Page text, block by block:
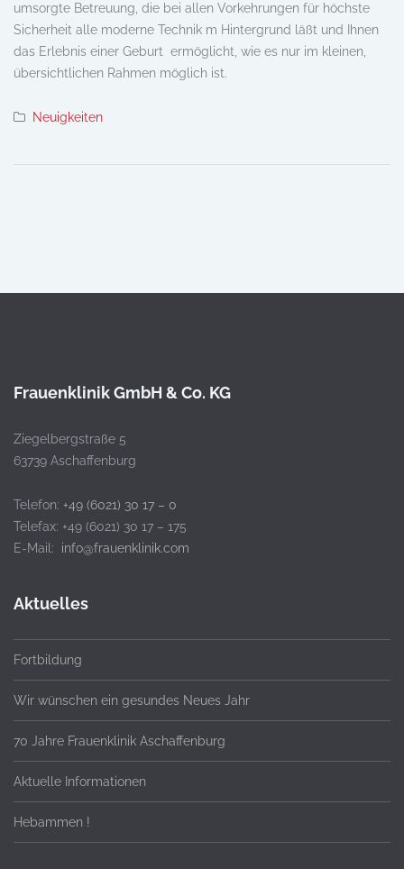
umsorgte Betreuung, die bei allen Vorkehrungen für höchste
Sicherheit alle moderne Technik m Hintergrund läßt und Ihnen
das Erlebnis einer Geburt ermöglicht, wie es nur im kleinen,
übersichtlichen Rahmen möglich ist.
Neuigkeiten
Frauenklinik GmbH & Co. KG
Ziegelbergstraße 5
63739 Aschaffenburg
Telefon: +49 (6021) 30 17 – 0
Telefax: +49 (6021) 30 17 – 175
E-Mail: info@frauenklinik.com
Aktuelles
Fortbildung
Wir wünschen ein gesundes Neues Jahr
70 Jahre Frauenklinik Aschaffenburg
Aktuelle Informationen
Hebammen !